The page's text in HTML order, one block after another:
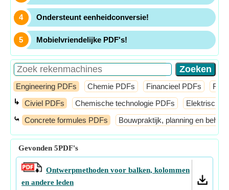
Ondersteunt eenheidconversie!
Mobielvriendelijke PDF's!
Engineering PDFs Chemie PDFs Financieel PDFs
↳ Civiel PDFs Chemische technologie PDFs Elektrisch
⤿ Concrete formules PDFs Bouwpraktijk, planning en
Gevonden 5PDF's
Ontwerpmethoden voor balken, kolommen
en andere leden